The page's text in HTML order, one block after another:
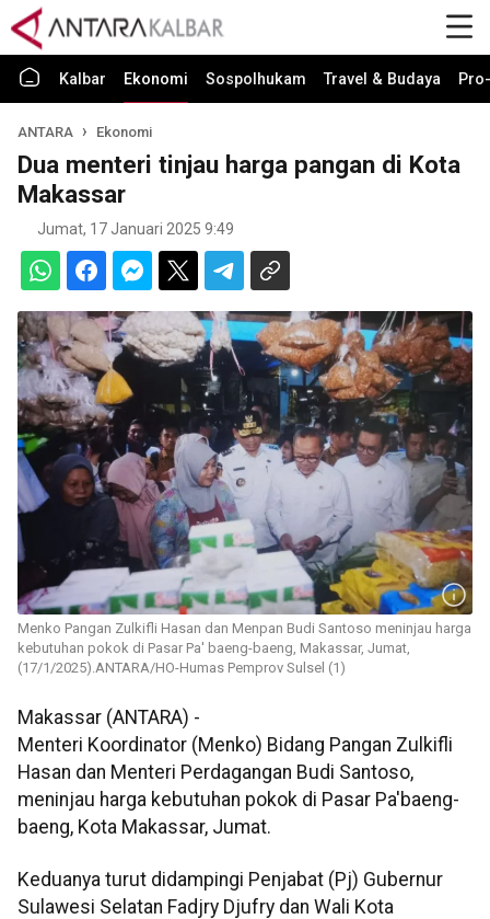
Kalbar Ekonomi Sospolhukam Travel & Budaya
ANTARA Ekonomi
Dua menteri tinjau harga pangan di Kota
Makassar
Jumat, 17 Januari 2025 9:49
Menko Pangan Zulkifli Hasan dan Menpan Budi Santoso meninjau harga
kebutuhan pokok di Pasar Pa' baeng-baeng, Makassar, Jumat,
(17/1/2025).ANTARA/HO-Humas Pemprov Sulsel (1)
Makassar (ANTARA) -
Menteri Koordinator (Menko) Bidang Pangan Zulkifli
Hasan dan Menteri Perdagangan Budi Santoso,
meninjau harga kebutuhan pokok di Pasar Pa'baeng-
baeng, Kota Makassar, Jumat.
Keduanya turut didampingi Penjabat (Pj) Gubernur
Sulawesi Selatan Fadjry Djufry dan Wali Kota